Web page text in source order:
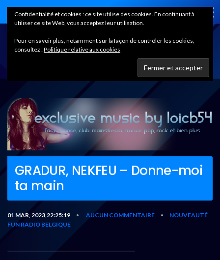
Home
GRADUR, NEKFEU – Donne-moi
ta main
01 MAR, 2023,22:25:19 • AUCUN COMMENTAIRE •
NOUVEAUTÉ
FUN RADIO BELGIQUE
Confidentialité et cookies : ce site utilise des cookies. En continuant à
utiliser ce site Web, vous acceptez leur utilisation.
Pour en savoir plus, notamment sur la façon de contrôler les cookies,
consultez :Politique relative aux cookies